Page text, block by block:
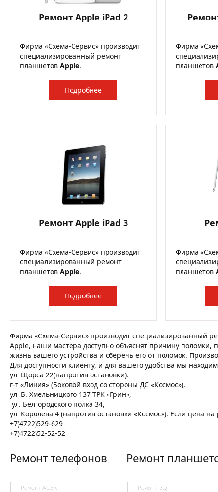
Ремонт Apple iPad 2
Фирма «Схема-Сервис» производит
специализированный ремонт
планшетов Apple.
Подробнее
Фирма
планшетов
Ремонт Apple iPad 3
Фирма «Схема-Сервис» производит
специализированный ремонт
планшетов Apple.
Подробнее
Фирма
планшетов
Фирма «Схема-Сервис» производит специализированный
Apple, наши мастера доступно объяснят причину поломки,
жизнь вашего устройства и сберечь его от поломок.
Для доступности клиенту, и для вашего удобства мы
ул. Щорса 22(напротив остановки),
г-т «Линия» (Боковой вход со стороны ДС «Космос»),
ул. Б. Хмельницкого 137 ТРК «Грин»,
ул. Белгородского полка 34,
ул. Королева 4 (напротив остановки «Космос»). Если цена
+7(4722)529-629
+7(4722)52-52-52
Ремонт телефонов
Ремонт ACER
Ремонт
Ремонт 3Q